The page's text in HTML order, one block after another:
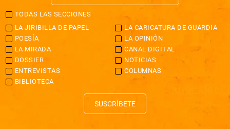
TODAS LAS SECCIONES
LA JIRIBILLA DE PAPEL
LA CARICATURA DE GUARDIA
POESÍA
LA OPINIÓN
LA MIRADA
CANAL DIGITAL
DOSSIER
NOTICIAS
ENTREVISTAS
COLUMNAS
BIBLIOTECA
SUSCRÍBETE